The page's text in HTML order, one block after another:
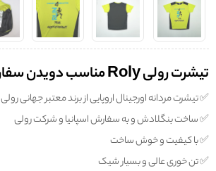
تیشرت رولی Roly مناسب دویدن سفارش اسپانیا
✅️ تیشرت مردانه اورجینال اروپایی از برند معتبر جهانی رولی Roly
✅️ ساخت بنگلادش و به سفارش اسپانیا و شرکت رولی
✅️ با کیفیت و خوش ساخت
✅️ تن خوری عالی و بسیار شیک